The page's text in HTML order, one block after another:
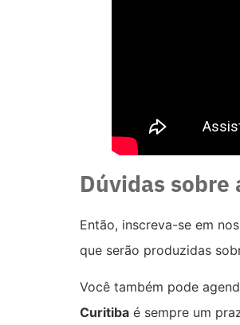
Dúvidas sobre
Então, inscreva-se em
que serão produzidas
Você também pode
Curitiba é sempre um